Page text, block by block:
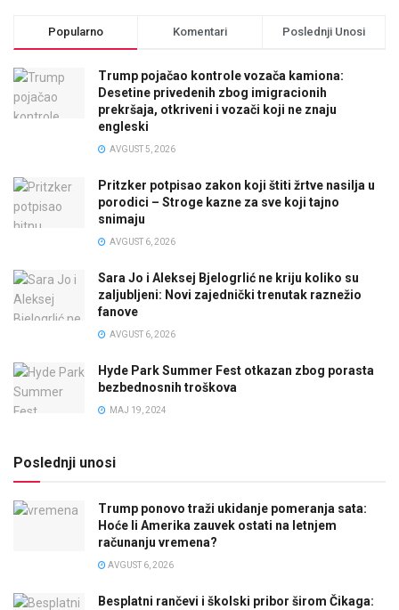
Popularno Komentari Poslednji Unosi
Trump pojačao kontrole vozača kamiona:
Desetine privedenih zbog imigracionih
prekršaja, otkriveni i vozači koji ne znaju
engleski
AVGUST 5, 2026
Pritzker potpisao zakon koji štiti žrtve nasilja u
porodici – Stroge kazne za sve koji tajno
snimaju
AVGUST 6, 2026
Sara Jo i Aleksej Bjelogrlić ne kriju koliko su
zaljubljeni: Novi zajednički trenutak raznežio
fanove
AVGUST 6, 2026
Hyde Park Summer Fest otkazan zbog porasta
bezbednosnih troškova
MAJ 19, 2024
Poslednji unosi
Trump ponovo traži ukidanje pomeranja sata:
Hoće li Amerika zauvek ostati na letnjem
računanju vremena?
AVGUST 6, 2026
Besplatni rančevi i školski pribor širom Čikaga: